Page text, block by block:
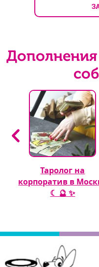
Таролог на
корпоратив в
☾ 🔮 ✨